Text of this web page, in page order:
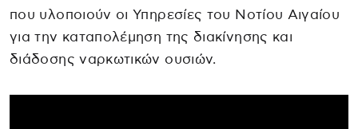
που υλοποιούν οι Υπηρεσίες του Νοτίου Αιγαίου
για την καταπολέμηση της διακίνησης και
διάδοσης ναρκωτικών ουσιών.